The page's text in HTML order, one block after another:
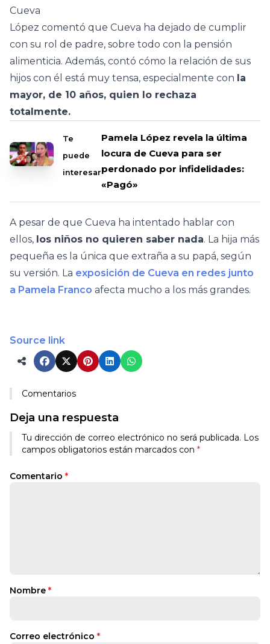
Cueva
López comentó que Cueva ha dejado de cumplir
con su rol de padre, sobre todo con la pensión
alimenticia. Además, contó cómo la relación de sus
hijos con él está muy tensa, especialmente con la
mayor, de 10 años, quien lo rechaza
totalmente.
Te
puede
interesar
Pamela López revela la última
locura de Cueva para ser
perdonado por infidelidades:
«Pagó»
A pesar de que Cueva ha intentado hablar con
ellos, los niños no quieren saber nada. La hija más
pequeña es la única que extraña a su papá, según
su versión. La exposición de Cueva en redes junto
a Pamela Franco afecta mucho a los más grandes.
Source link
Comentarios
Deja una respuesta
Tu dirección de correo electrónico no será publicada. Los
campos obligatorios están marcados con *
Comentario *
Nombre *
Correo electrónico *